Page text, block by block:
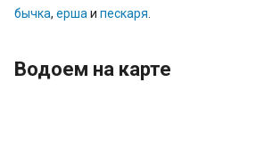
бычка, ерша и пескаря
Водоем на карте